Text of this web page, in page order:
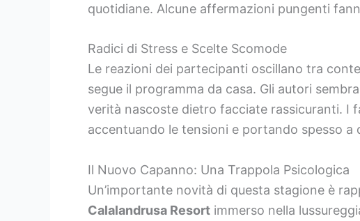
quotidiane. Alcune affermazioni pungenti
Radici di Stress e Scelte Scomode
Le reazioni dei partecipanti oscillano tra
segue il programma da casa. Gli autori
verità nascoste dietro facciate rassicuranti. I
accentuando le tensioni e portando spesso a
Il Nuovo Capanno: Una Trappola Psicologica
Un’importante novità di questa stagione è
Calalandrusa Resort immerso nella